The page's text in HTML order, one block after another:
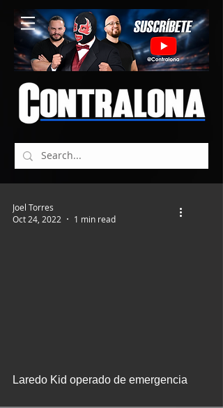
Laredo Kid operado de emergencia
Joel Torres
Oct 24, 2022
1 min read